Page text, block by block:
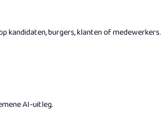
kandidaten, burgers, klanten of medewerkers.
AI-uitleg.